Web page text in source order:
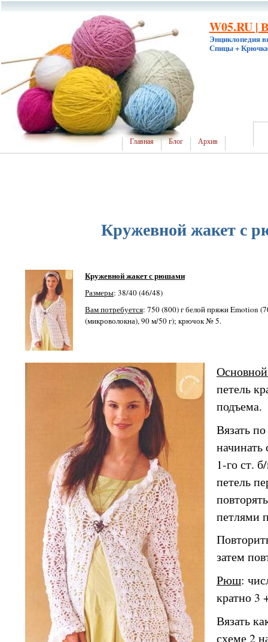
W05.RU |
Энциклопедия
Спицы +
Главная Блог Архив
Кружевной жакет с
Кружевной жакет с рюшами
Размеры: 38/40 (46/48)
Вам потребуется: 750 (800) г белой пряжи Emotion
(микроволокна), 90 м/50 г); крючок № 5.
петель
подъема.
Вязать
начинать
1-го ст.
петель
петлями
затем
Рюш:
кратно 3
Вязать
схеме 2